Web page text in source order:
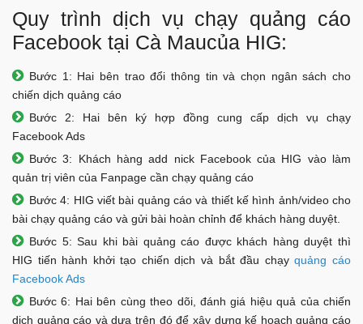
Quy trình dịch vụ chạy quảng cáo
Facebook tại Cà Maucủa HIG:
Bước 1: Hai bên trao đổi thông tin và chọn ngân sách cho
chiến dịch quảng cáo
Bước 2: Hai bên ký hợp đồng cung cấp dịch vụ chạy
Facebook Ads
Bước 3: Khách hàng add nick Facebook của HIG vào làm
quản trị viên của Fanpage cần chạy quảng cáo
Bước 4: HIG viết bài quảng cáo và thiết kế hình ảnh/video cho
bài chạy quảng cáo và gửi bài hoàn chỉnh để khách hàng duyệt.
Bước 5: Sau khi bài quảng cáo được khách hàng duyệt thì
HIG tiến hành khởi tạo chiến dịch và bắt đầu chạyquảng cáo
Facebook Ads
Bước 6: Hai bên cùng theo dõi, đánh giá hiệu quả của chiến
dịch quảng cáo và dựa trên đó để xây dựng kế hoạch quảng cáo